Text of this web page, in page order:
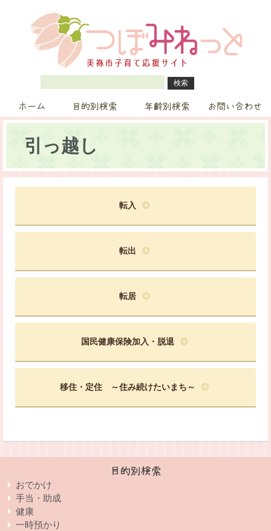
ホーム 目的別検索 年齢別検索 お問い合わせ
引っ越し
転入
転出
転居
国民健康保険加入・脱退
移住・定住 ～住み続けたいまち～
目的別検索
おでかけ
手当・助成
健康
一時預かり